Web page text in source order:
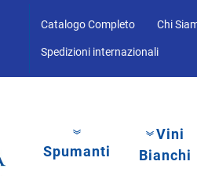
Catalogo Completo Chi
Spedizioni internazionali
Spumanti
Vini
Bianchi